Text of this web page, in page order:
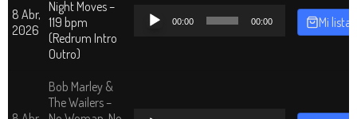
8 Abr,
2026
Night Moves –
119 bpm
(Redrum Intro
Outro)
Reproductor
00:00 00:00 Mi lista
Bob Marley &
The Wailers –
Reproductor